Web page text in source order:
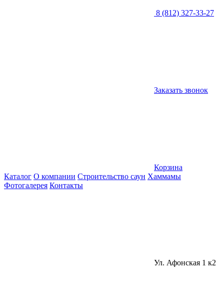
8 (812) 327-33-27
Заказать звонок
Корзина
Каталог О компании Строительство саун Хаммамы
Фотогалерея Контакты
Ул. Афонская 1 к2